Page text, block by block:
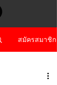
สมัครสมาชิก